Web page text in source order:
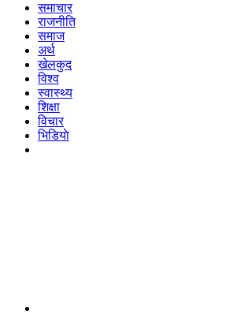
समाचार
राजनीति
समाज
अर्थ
खेलकुद
विश्व
स्वास्थ्य
शिक्षा
विचार
भिडियाे